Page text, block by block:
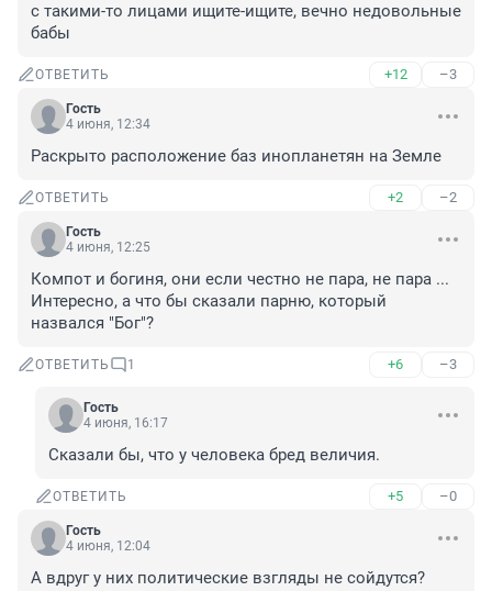
с такими-то лицами ищите-ищите, вечно недовольные
бабы
ОТВЕТИТЬ +12 –3
Гость
4 июня, 12:34
Раскрыто расположение баз инопланетян на Земле
ОТВЕТИТЬ +2 –2
Гость
4 июня, 12:25
Компот и богиня, они если честно не пара, не пара ...
Интересно, а что бы сказали парню, который
назвался "Бог"?
ОТВЕТИТЬ 1 +6 –3
Гость
4 июня, 16:17
Сказали бы, что у человека бред величия.
ОТВЕТИТЬ +5 –0
Гость
4 июня, 12:04
А вдруг у них политические взгляды не сойдутся?